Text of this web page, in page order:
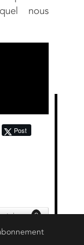
nous
Post
: 0